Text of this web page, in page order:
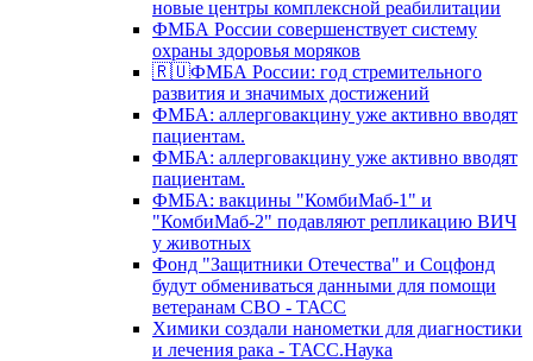
новые центры комплексной реабилитации
ФМБА России совершенствует систему
охраны здоровья моряков
🇷🇺ФМБА России: год стремительного
развития и значимых достижений
ФМБА: аллерговакцину уже активно вводят
пациентам.
ФМБА: аллерговакцину уже активно вводят
пациентам.
ФМБА: вакцины "КомбиМаб-1" и
"КомбиМаб-2" подавляют репликацию ВИЧ
у животных
Фонд "Защитники Отечества" и Соцфонд
будут обмениваться данными для помощи
ветеранам СВО - ТАСС
Химики создали нанометки для диагностики
и лечения рака - ТАСС.Наука